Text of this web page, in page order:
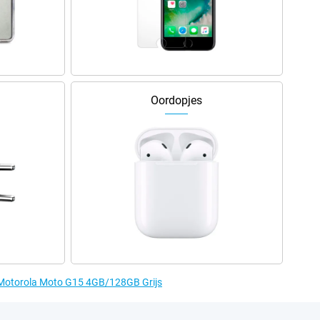
Oordopjes
Moto G15 4GB/128GB Grijs